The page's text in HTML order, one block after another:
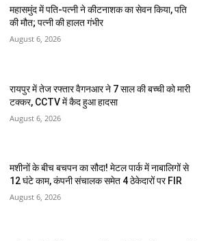
महासमुंद में पति-पत्नी ने कीटनाशक का सेवन किया, पति
की मौत; पत्नी की हालत गंभीर
August 6, 2026
रायपुर में तेज रफ्तार वैगनआर ने 7 साल की बच्ची को मारी
टक्कर, CCTV में कैद हुआ हादसा
August 6, 2026
मशीनों के बीच बचपन का सौदा! मेटल पार्क में नाबालिगों से
12 घंटे काम, कंपनी संचालक समेत 4 ठेकेदारों पर FIR
August 6, 2026